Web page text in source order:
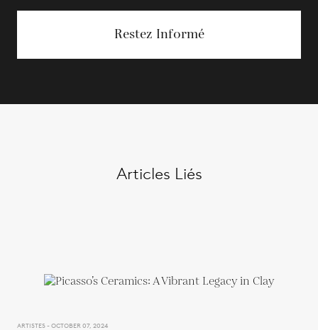
Restez Informé
Articles Liés
ARTISTES - OCTOBER 07, 2024